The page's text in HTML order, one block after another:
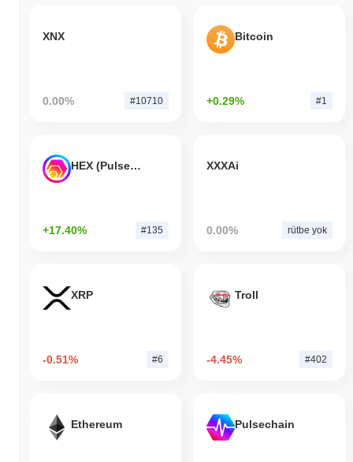
XNX
0.00% #10710
Bitcoin
+0.29% #1
HEX (Pulsechain)
+17.40% #135
XXXAi
0.00% rütbe yok
XRP
-0.51% #6
Troll
-4.45% #402
Ethereum Pulsechain